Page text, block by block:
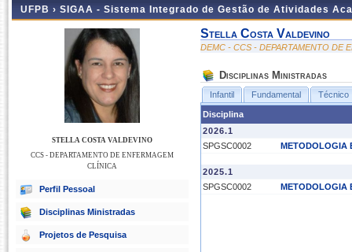
UFPB › SIGAA - Sistema Integrado de Gestão de Atividades
STELLA COSTA VALDEVINO
CCS - DEPARTAMENTO DE ENFERMAGEM
CLÍNICA
Perfil Pessoal
Disciplinas Ministradas
Projetos de Pesquisa
Stella Costa Valdevino
DEMC - CCS - DEPARTAMENTO DE
Disciplinas Ministradas
Infantil Fundamental Técnico
Disciplina
2026.1
SPGSC0002
METODOLOGIA
2025.1
SPGSC0002
METODOLOGIA